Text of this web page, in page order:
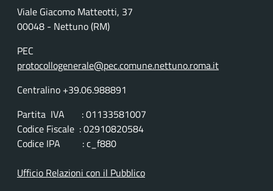
Viale Giacomo Matteotti, 37
00048 - Nettuno (RM)
PEC
protocollogenerale@pec.comune.nettuno.roma.it
Centralino +39.06.988891
Partita IVA : 01133581007
Codice Fiscale : 02910820584
Codice IPA : c_f880
Ufficio Relazioni con il Pubblico